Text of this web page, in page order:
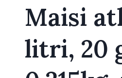
Maisi
litri, 20